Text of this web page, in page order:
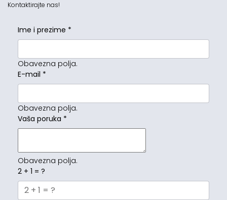
Kontaktirajte nas!
Ime i prezime *
Obavezna polja.
E-mail *
Obavezna polja.
Vaša poruka *
Obavezna polja.
2 + 1 = ?